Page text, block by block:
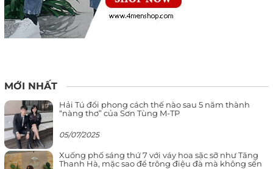
MỚI NHẤT
Hải Tú đổi phong cách thế nào sau 5 năm thành
“nàng thơ” của Sơn Tùng M-TP
05/07/2025
Xuống phố sáng thứ 7 với váy hoa sặc sỡ như Tăng
Thanh Hà, mặc sao để trông điệu đà mà không sến